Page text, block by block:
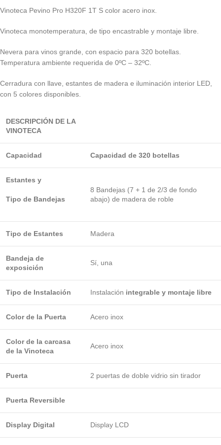
Vinoteca Pevino Pro H320F 1T S color acero inox.
Vinoteca monotemperatura, de tipo encastrable y montaje libre.
Nevera para vinos grande, con espacio para 320 botellas.
Temperatura ambiente requerida de 0ºC – 32ºC.
Cerradura con llave, estantes de madera e iluminación interior LED,
con 5 colores disponibles.
DESCRIPCIÓN DE LA
VINOTECA
Capacidad Capacidad de 320 botellas
Estantes y
Tipo de Bandejas
8 Bandejas (7 + 1 de 2/3 de fondo
abajo) de madera de roble
Tipo de Estantes Madera
Bandeja de
exposición
Sí, una
Tipo de Instalación Instalación integrable y montaje libre
Color de la Puerta Acero inox
Color de la carcasa
de la Vinoteca
Acero inox
Puerta 2 puertas de doble vidrio sin tirador
Puerta Reversible
Display Digital Display LCD